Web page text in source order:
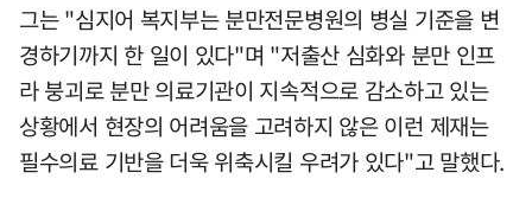
그는 "심지어 복지부는 분만전문병원의 병실 기준을 변
경하기까지 한 일이 있다"며 "저출산 심화와 분만 인프
라 붕괴로 분만 의료기관이 지속적으로 감소하고 있는
상황에서 현장의 어려움을 고려하지 않은 이런 제재는
필수의료 기반을 더욱 위축시킬 우려가 있다"고 말했다.